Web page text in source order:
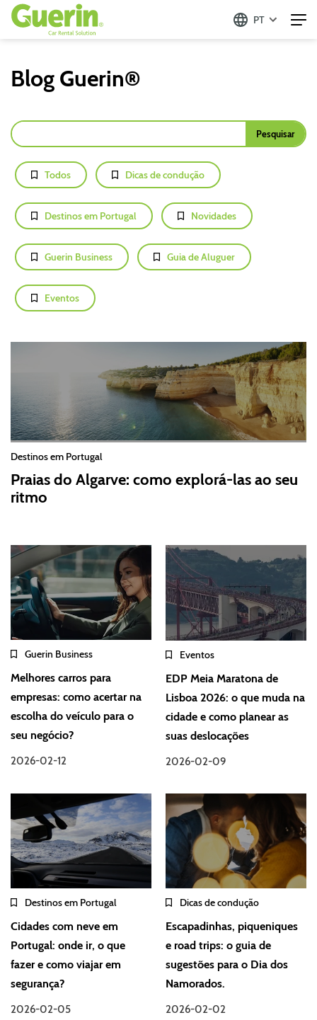
PT
Blog Guerin®
Todos Dicas de condução
Destinos em Portugal Novidades
Guerin Business Guia de Aluguer
Eventos
Destinos em Portugal
Praias do Algarve: como explorá-las ao seu
ritmo
Guerin Business
Melhores carros para
empresas: como acertar na
escolha do veículo para o
seu negócio?
2026-02-12
Eventos
EDP Meia Maratona de
Lisboa 2026: o que muda na
cidade e como planear as
suas deslocações
2026-02-09
Destinos em Portugal
Cidades com neve em
Portugal: onde ir, o que
fazer e como viajar em
segurança?
2026-02-05
Dicas de condução
Escapadinhas, piqueniques
e road trips: o guia de
sugestões para o Dia dos
Namorados.
2026-02-02